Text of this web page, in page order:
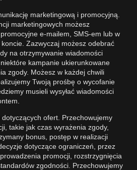
marketingową i promocyjną.
marketingowych możesz
e-mailem, SMS-em lub w
Zazwyczaj możesz odebrać
na otrzymywanie wiadomości
kampanie ukierunkowane
zgody. Możesz w każdej chwili
Twoją prośbę o wycofanie
musieli wysyłać wiadomości
ofert. Przechowujemy
takie jak czas wyrażenia zgody,
bonus, postęp w realizacji
dotyczące ograniczeń, przez
promocji, rozstrzygnięcia
zgodności. Przechowujemy